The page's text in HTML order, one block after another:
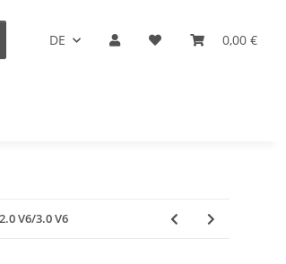
DE 0,00 €
V6/3.0 V6